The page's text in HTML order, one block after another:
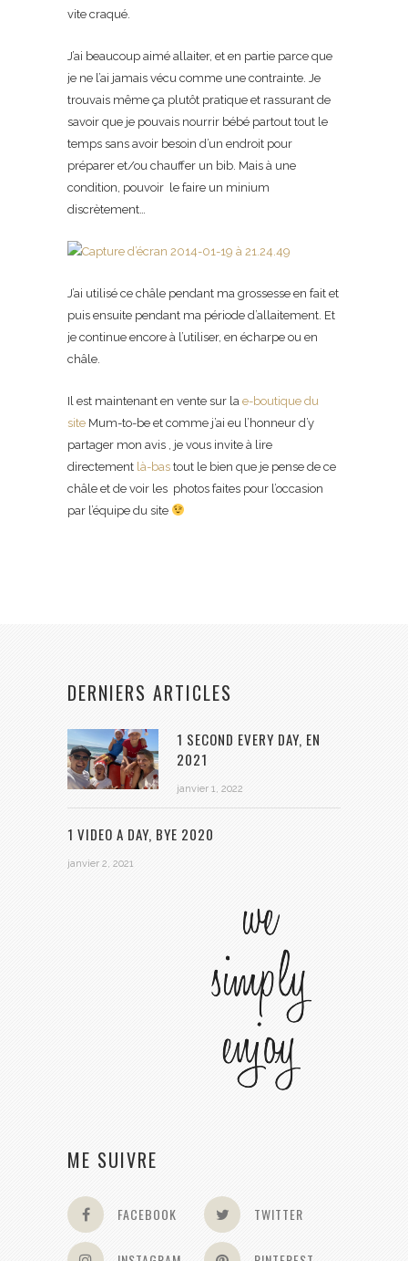
vite craqué.
J’ai beaucoup aimé allaiter, et en partie parce que
je ne l’ai jamais vécu comme une contrainte. Je
trouvais même ça plutôt pratique et rassurant de
savoir que je pouvais nourrir bébé partout tout le
temps sans avoir besoin d’un endroit pour
préparer et/ou chauffer un bib. Mais à une
condition, pouvoir le faire un minium
discrètement…
J’ai utilisé ce châle pendant ma grossesse en fait et
puis ensuite pendant ma période d’allaitement. Et
je continue encore à l’utiliser, en écharpe ou en
châle.
Il est maintenant en vente sur la e-boutique du
site Mum-to-be et comme j’ai eu l’honneur d’y
partager mon avis , je vous invite à lire
directement là-bas tout le bien que je pense de ce
châle et de voir les photos faites pour l’occasion
par l’équipe du site
DERNIERS ARTICLES
1 SECOND EVERY DAY, EN
2021
janvier 1, 2022
1 VIDEO A DAY, BYE 2020
janvier 2, 2021
ME SUIVRE
FACEBOOK TWITTER